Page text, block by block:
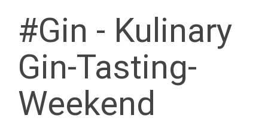
#Gin - Kulinary
Gin-Tasting-
Weekend